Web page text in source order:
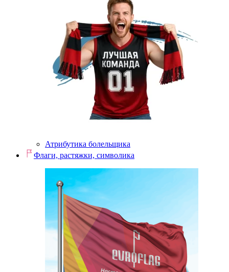
Атрибутика болельщика
Флаги, растяжки, символика